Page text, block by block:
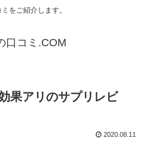
をご紹介します。
口コミ.COM
果アリのサプリレビ
2020.08.11